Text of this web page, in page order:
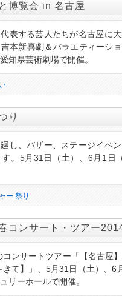
博覧会 in 名古屋
表する芸人たちが名古屋に
吉本新喜劇＆バラエティーシ
知県芸術劇場で開催。
り
し、バザー、ステージイベ
。5月31日（土）、6月1日
ー 祭り
コンサート・ツアー
コンサートツアー「【名古屋
きて】」、5月31日（土）、6
リーホールで開催。